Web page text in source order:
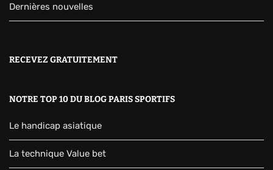
Dernières nouvelles
RECEVEZ GRATUITEMENT
NOTRE TOP 10 DU BLOG PARIS SPORTIFS
Le handicap asiatique
La technique Value bet